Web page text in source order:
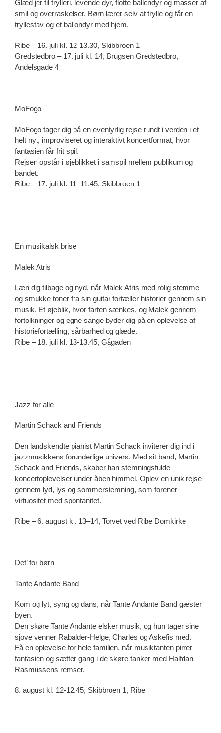
Glæd jer til trylleri, levende dyr, flotte ballondyr og masser af
smil og overraskelser. Børn lærer selv at trylle og får en
tryllestav og et ballondyr med hjem.
Ribe – 16. juli kl. 12-13.30, Skibbroen 1
Gredstedbro – 17. juli kl. 14, Brugsen Gredstedbro,
Andelsgade 4
MoFogo
MoFogo tager dig på en eventyrlig rejse rundt i verden i et
helt nyt, improviseret og interaktivt koncertformat, hvor
fantasien får frit spil.
Rejsen opstår i øjeblikket i samspil mellem publikum og
bandet.
Ribe – 17. juli kl. 11–11.45, Skibbroen 1
En musikalsk brise
Malek Atris
Læn dig tilbage og nyd, når Malek Atris med rolig stemme
og smukke toner fra sin guitar fortæller historier gennem sin
musik. Et øjeblik, hvor farten sænkes, og Malek gennem
fortolkninger og egne sange byder dig på en oplevelse af
historiefortælling, sårbarhed og glæde.
Ribe – 18. juli kl. 13-13.45, Gågaden
Jazz for alle
Martin Schack and Friends
Den landskendte pianist Martin Schack inviterer dig ind i
jazzmusikkens forunderlige univers. Med sit band, Martin
Schack and Friends, skaber han stemningsfulde
koncertoplevelser under åben himmel. Oplev en unik rejse
gennem lyd, lys og sommerstemning, som forener
virtuositet med spontanitet.
Ribe – 6. august kl. 13–14, Torvet ved Ribe Domkirke
Det’ for børn
Tante Andante Band
Kom og lyt, syng og dans, når Tante Andante Band gæster
byen.
Den skøre Tante Andante elsker musik, og hun tager sine
sjove venner Rabalder-Helge, Charles og Askefis med.
Få en oplevelse for hele familien, når musiktanten pirrer
fantasien og sætter gang i de skøre tanker med Halfdan
Rasmussens remser.
8. august kl. 12-12.45, Skibbroen 1, Ribe